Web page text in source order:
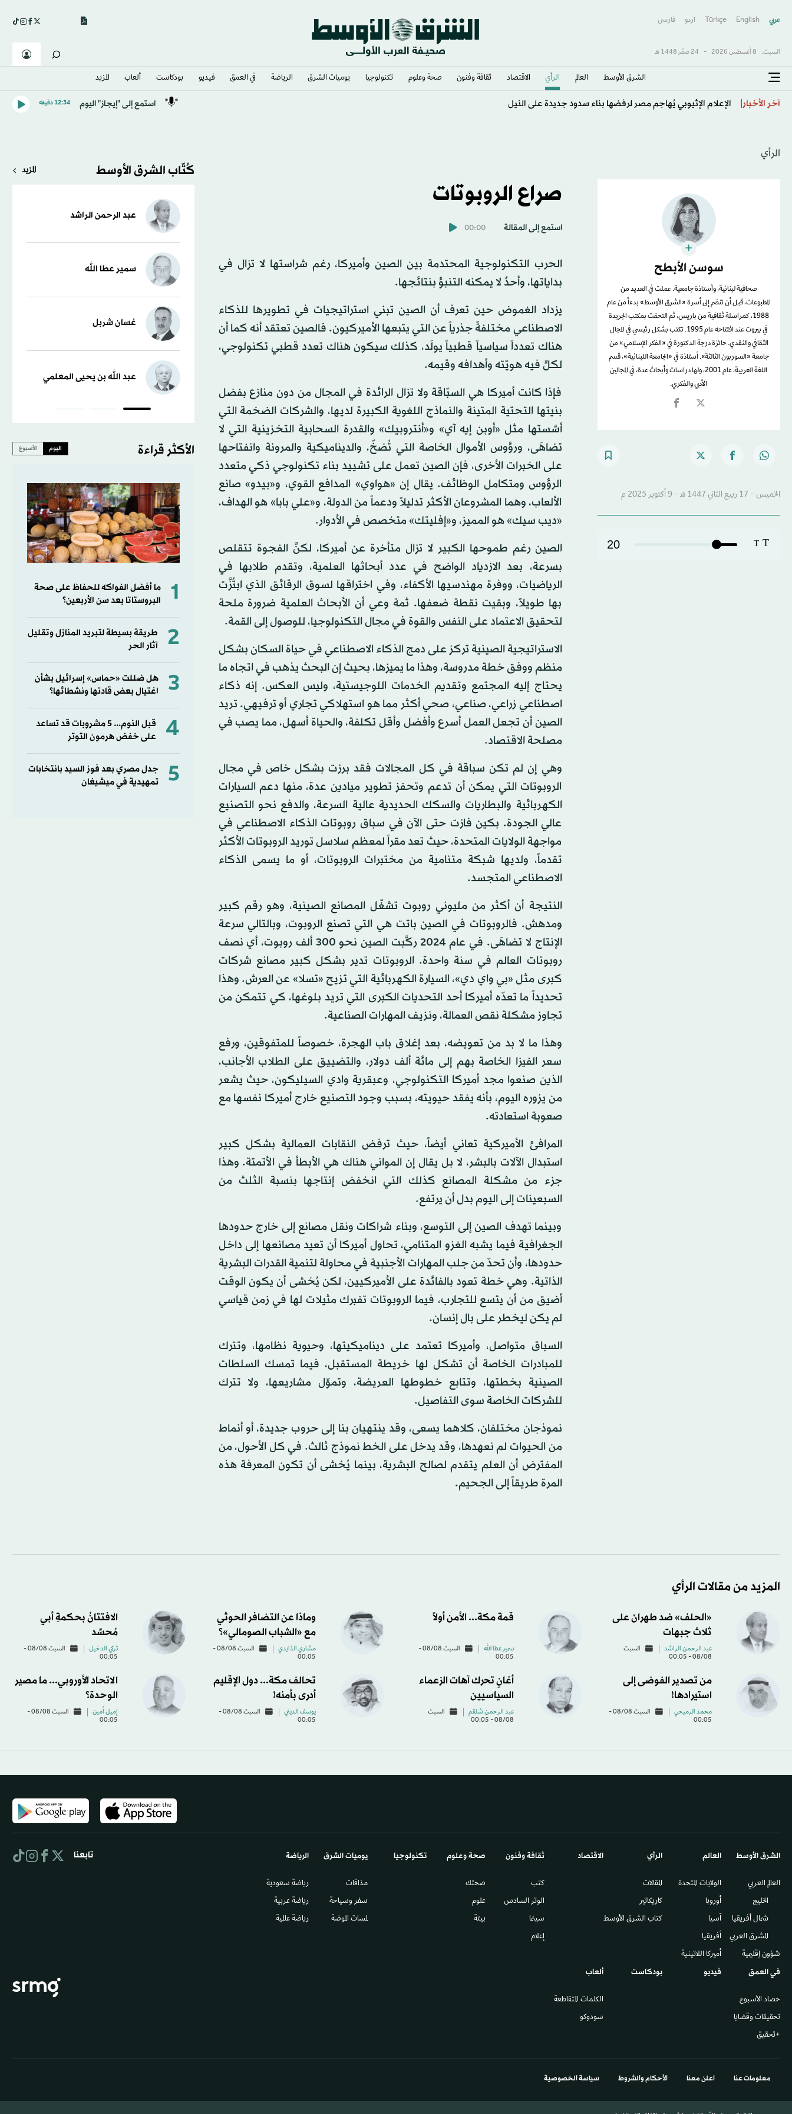
عربي English
Türkçe اردو فارسى
السبت, 8 أغسطس 2026 - 24 صفَر 1448 هـ
الشرق الأوسط​ العالم الرأي الاقتصاد ثقافة وفنون صحة وعلوم تكنولوجيا يوميات الشرق​ الرياضة في العمق فيديو بودكاست ألعاب المزيد
آخر الأخبار استمع إلى "إيجاز" اليوم 12:34 دقيقه
الرأي
سوسن الأبطح
صحافية لبنانية، وأستاذة جامعية. عملت في العديد من
المطبوعات، قبل أن تنضم إلى أسرة «الشرق الأوسط» بدءاً من عام
1988، كمراسلة ثقافية من باريس، ثم التحقت بمكتب الجريدة
في بيروت عند افتتاحه عام 1995. تكتب بشكل رئيسي في المجال
الثقافي والنقدي. حائزة درجة الدكتورة في «الفكر الإسلامي» من
جامعة «السوربون الثالثة». أستاذة في «الجامعة اللبنانية»، قسم
اللغة العربية، عام 2001، ولها دراسات وأبحاث عدة، في المجالين
الأدبي والفكري.
الخميس - 17 ربيع الثاني 1447 هـ - 9 أكتوبر 2025 م
T
T
20
صراع الروبوتات
استمع إلى المقالة 00:00
الحرب التكنولوجية المحتدمة بين الصين وأميركا، رغم شراستها لا تزال في
بداياتها، وأحدٌ لا يمكنه التنبؤ بنتائجها.
يزداد الغموض حين تعرف أن الصين تبني استراتيجيات في تطويرها للذكاء
الاصطناعي مختلفةً جذرياً عن التي يتبعها الأميركيون. فالصين تعتقد أنه كما أن
هناك تعدداً سياسياً قطبياً يولَد، كذلك سيكون هناك تعدد قطبي تكنولوجي،
لكلٍّ فيه هويّته وأهدافه وقيمه.
فإذا كانت أميركا هي السبّاقة ولا تزال الرائدة في المجال من دون منازع بفضل
بنيتها التحتية المتينة والنماذج اللغوية الكبيرة لديها، والشركات الضخمة التي
أسَّستها مثل «أوبن إيه آي» و«أنتروبيك» والقدرة السحابية التخزينية التي لا
تضاهَى، ورؤوس الأموال الخاصة التي تُضخّ، والديناميكية والمرونة وانفتاحها
على الخبرات الأخرى، فإن الصين تعمل على تشييد بناء تكنولوجي ذكي متعدد
الرؤوس ومتكامل الوظائف. يقال إن «هواوي» المدافع القوي، و«بيدو» صانع
الألعاب، وهما المشروعان الأكثر تدليلاً ودعماً من الدولة، و«علي بابا» هو الهداف،
«ديب سيك» هو المميز، و«إفليتك» متخصص في الأدوار.
الصين رغم طموحها الكبير لا تزال متأخرة عن أميركا، لكنَّ الفجوة تتقلص
بسرعة، بعد الازدياد الواضح في عدد أبحاثها العلمية، وتقدم طلابها في
الرياضيات، ووفرة مهندسيها الأكفاء، وفي اختراقها لسوق الرقائق الذي ابتُزَّت
بها طويلاً، وبقيت نقطة ضعفها. ثمة وعي أن الأبحاث العلمية ضرورة ملحة
لتحقيق الاعتماد على النفس والقوة في مجال التكنولوجيا، للوصول إلى القمة.
الاستراتيجية الصينية تركز على دمج الذكاء الاصطناعي في حياة السكان بشكل
منظم ووفق خطة مدروسة، وهذا ما يميزها، بحيث إن البحث يذهب في اتجاه ما
يحتاج إليه المجتمع وتقديم الخدمات اللوجيستية، وليس العكس. إنه ذكاء
اصطناعي زراعي، صناعي، صحي أكثر مما هو استهلاكي تجاري أو ترفيهي. تريد
الصين أن تجعل العمل أسرع وأفضل وأقل تكلفة، والحياة أسهل، مما يصب في
مصلحة الاقتصاد.
وهي إن لم تكن سباقة في كل المجالات فقد برزت بشكل خاص في مجال
الروبوتات التي يمكن أن تدعم وتحفز تطوير ميادين عدة، منها دعم السيارات
الكهربائية والبطاريات والسكك الحديدية عالية السرعة، والدفع نحو التصنيع
عالي الجودة. بكين فازت حتى الآن في سباق روبوتات الذكاء الاصطناعي في
مواجهة الولايات المتحدة، حيث تعد مقراً لمعظم سلاسل توريد الروبوتات الأكثر
تقدماً، ولديها شبكة متنامية من مختبرات الروبوتات، أو ما يسمى الذكاء
الاصطناعي المتجسد.
النتيجة أن أكثر من مليوني روبوت تشغّل المصانع الصينية، وهو رقم كبير
ومدهش. فالروبوتات في الصين باتت هي التي تصنع الروبوت، وبالتالي سرعة
الإنتاج لا تضاهَى. في عام 2024 ركَّبت الصين نحو 300 ألف روبوت، أي نصف
روبوتات العالم في سنة واحدة. الروبوتات تدير بشكل كبير مصانع شركات
كبرى مثل «بي واي دي»، السيارة الكهربائية التي تزيح «تسلا» عن العرش. وهذا
تحديداً ما تعدّه أميركا أحد التحديات الكبرى التي تريد بلوغها، كي تتمكن من
تجاوز مشكلة نقص العمالة، ونزيف المهارات الصناعية.
وهذا ما لا بد من تعويضه، بعد إغلاق باب الهجرة، خصوصاً للمتفوقين، ورفع
سعر الفيزا الخاصة بهم إلى مائة ألف دولار، والتضييق على الطلاب الأجانب،
الذين صنعوا مجد أميركا التكنولوجي، وعبقرية وادي السيليكون، حيث يشعر
من يزوره اليوم، بأنه يفقد حيويته، بسبب وجود التصنيع خارج أميركا نفسها مع
صعوبة استعادته.
المرافئ الأميركية تعاني أيضاً، حيث ترفض النقابات العمالية بشكل كبير
استبدال الآلات بالبشر، لا بل يقال إن المواني هناك هي الأبطأ في الأتمتة. وهذا
جزء من مشكلة المصانع كذلك التي انخفض إنتاجها بنسبة الثلث من
السبعينات إلى اليوم بدل أن يرتفع.
وبينما تهدف الصين إلى التوسع، وبناء شراكات ونقل مصانع إلى خارج حدودها
الجغرافية فيما يشبه الغزو المتنامي، تحاول أميركا أن تعيد مصانعها إلى داخل
حدودها، وأن تحدّ من جلب المهارات الأجنبية في محاولة لتنمية القدرات البشرية
الذاتية. وهي خطة تعود بالفائدة على الأميركيين، لكن يُخشى أن يكون الوقت
أضيق من أن يتسع للتجارب، فيما الروبوتات تفبرك مثيلات لها في زمن قياسي
لم يكن ليخطر على بال إنسان.
السباق متواصل، وأميركا تعتمد على ديناميكيتها، وحيوية نظامها، وتترك
للمبادرات الخاصة أن تشكل لها خريطة المستقبل، فيما تمسك السلطات
الصينية بخطتها، وتتابع خطوطها العريضة، وتموِّل مشاريعها، ولا تترك
للشركات الخاصة سوى التفاصيل.
نموذجان مختلفان، كلاهما يسعى، وقد ينتهيان بنا إلى حروب جديدة، أو أنماط
من الحيوات لم نعهدها، وقد يدخل على الخط نموذج ثالث. في كل الأحول، من
المفترض أن العلم يتقدم لصالح البشرية، بينما يُخشى أن تكون المعرفة هذه
المرة طريقاً إلى الجحيم.
كُتّاب الشرق الأوسط المزيد
عبد الرحمن الراشد
سمير عطا الله
غسان شربل
عبد الله بن يحيى المعلمي
الأكثر قراءة اليوم الأسبوع
1
ما أفضل الفواكه للحفاظ على صحة
البروستاتا بعد سن الأربعين؟
2
طريقة بسيطة لتبريد المنازل وتقليل
آثار الحر
3
هل ضللت «حماس» إسرائيل بشأن
اغتيال بعض قادتها ونشطائها؟
4
قبل النوم... 5 مشروبات قد تساعد
على خفض هرمون التوتر
5
جدل مصري بعد فوز السيد بانتخابات
تمهيدية في ميشيغان
المزيد من مقالات الرأي
«الحلف» ضد طهرانَ على
ثلاث جبهات
عبد الرحمن الراشد
السبت
08/08 - 00:05
قمة مكة... الأمن أولاً
سمير عطا الله
السبت 08/08 -
00:05
وماذا عن التضافر الحوثي
مع «الشباب الصومالي»؟
مشاري الذايدي
السبت 08/08 -
00:05
الافتتانُ بحكمةِ أبي
مُحسَّد
تركي الدخيل
السبت 08/08 -
00:05
من تصدير الفوضى إلى
استيرادها!
محمد الرميحي
السبت 08/08 -
00:05
أغانٍ تحرك آهات الزعماء
السياسيين
عبد الرحمن شلقم
السبت
08/08 - 00:05
تحالف مكة... دول الإقليم
أدرى بأمنه!
يوسف الديني
السبت 08/08 -
00:05
الاتحاد الأوروبي... ما مصير
الوحدة؟
إميل أمين
السبت 08/08 -
00:05
الشرق الأوسط​
العالم العربي
الخليج
شمال أفريقيا
المشرق العربي
شؤون إقليمية
العالم
الولايات المتحدة
أوروبا
آسيا
أفريقيا
أميركا اللاتينية
الرأي
المقالات
كاريكاتير
كتاب الشرق الأوسط
الاقتصاد ثقافة وفنون
كتب
الوتر السادس​
سينما
إعلام
صحة وعلوم
صحتك
علوم
بيئة
تكنولوجيا يوميات الشرق​
مذاقات
سفر وسياحة
لمسات الموضة
الرياضة
رياضة سعودية
رياضة عربية
رياضة عالمية
في العمق
حصاد الأسبوع
تحقيقات وقضايا
+تحقيق
فيديو بودكاست ألعاب
الكلمات المتقاطعة
سودوكو
تابعنا
معلومات عنا اعلن معنا الأحكام والشروط سياسة الخصوصية